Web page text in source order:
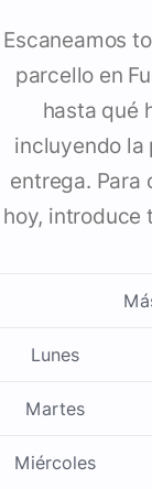
Escaneamos
parcello en
hasta qué
incluyendo la
entrega. Para
hoy, introduce
Lunes
Martes
Miércoles